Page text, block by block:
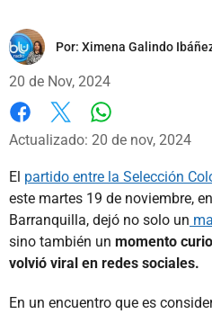
Por: Ximena Galindo
20 de Nov, 2024
Facebook
X
Actualizado: 20 de nov, 2024
El partido entre la Selección
este martes 19 de noviembre,
Barranquilla, dejó no solo un
sino también un momento
volvió viral en redes sociales.
En un encuentro que es